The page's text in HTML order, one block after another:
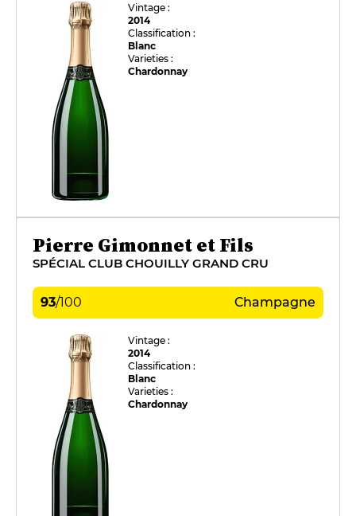
Vintage :
2014
Classification :
Blanc
Varieties :
Chardonnay
Pierre Gimonnet et Fils
SPÉCIAL CLUB CHOUILLY GRAND CRU
93/100 Champagne
Vintage :
2014
Classification :
Blanc
Varieties :
Chardonnay